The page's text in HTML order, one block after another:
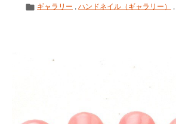
ギャラリー ハンドネイル（ギャラリー）